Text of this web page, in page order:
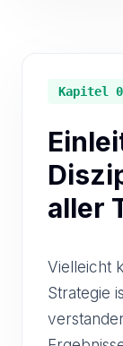
Kapitel
aller
Vielleicht
Strategie